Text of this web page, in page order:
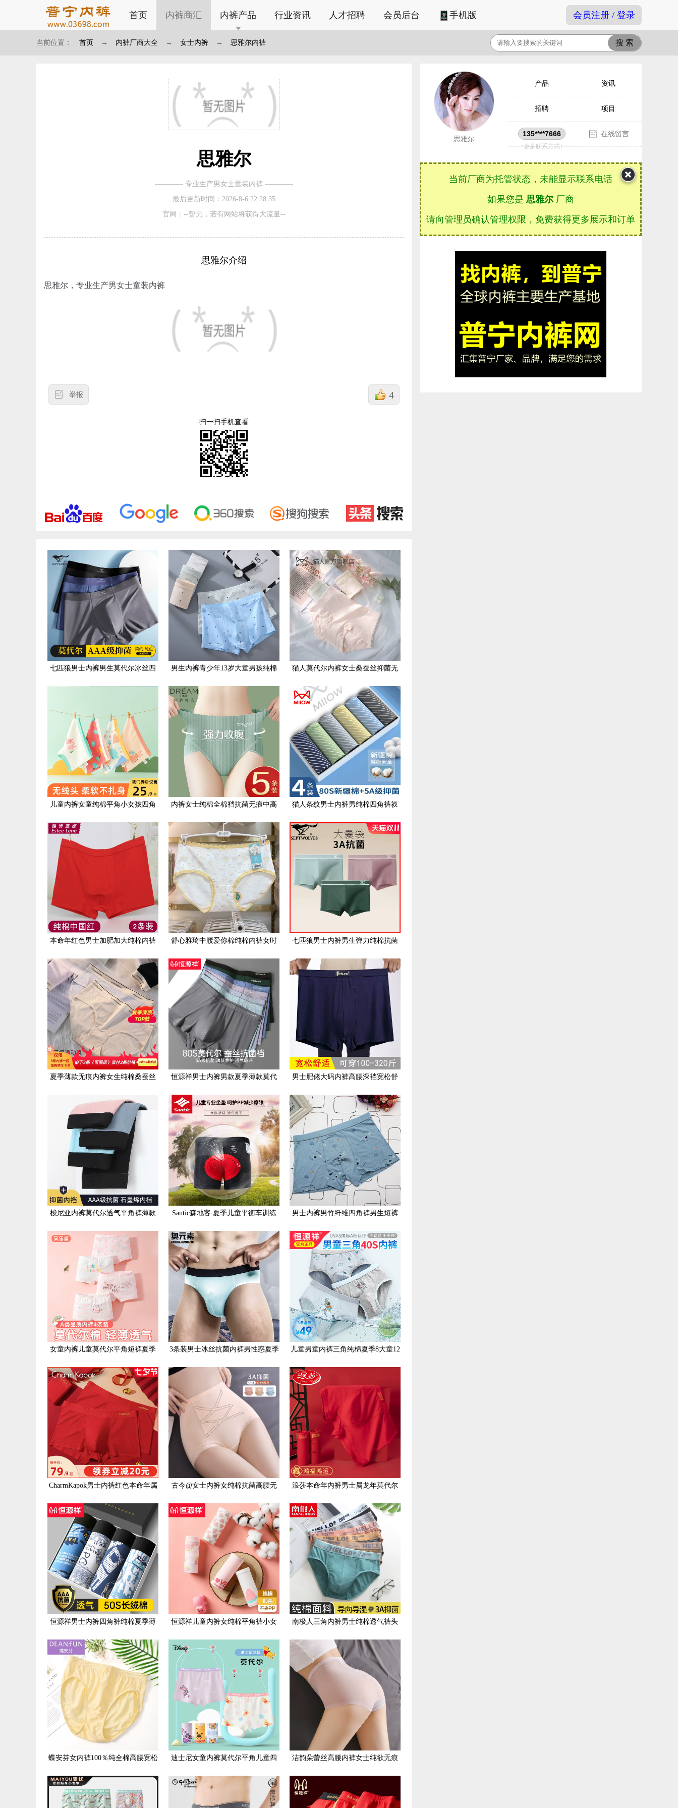
首页 内裤商汇 内裤产品 行业资讯 人才招聘 会员后台 手机版 会员注册 / 登录
当前位置： 首页 → 内裤厂商大全 → 女士内裤 → 思雅尔内裤
思雅尔
———— 专业生产男女士童装内裤 ————
最后更新时间：2026-8-6 22:28:35
官网：--暂无，若有网站将获得大流量--
思雅尔介绍
思雅尔，专业生产男女士童装内裤
举报 4
扫一扫手机查看
七匹狼男士内裤男生莫代尔冰丝四
男生内裤青少年13岁大童男孩纯棉
猫人莫代尔内裤女士桑蚕丝抑菌无
儿童内裤女童纯棉平角小女孩四角
内裤女士纯棉全棉裆抗菌无痕中高
猫人条纹男士内裤男纯棉四角裤衩
本命年红色男士加肥加大纯棉内裤
舒心雅琦中腰爱你棉纯棉内裤女时
七匹狼男士内裤男生弹力纯棉抗菌
夏季薄款无痕内裤女生纯棉桑蚕丝
恒源祥男士内裤男款夏季薄款莫代
男士肥佬大码内裤高腰深裆宽松舒
梭尼亚内裤莫代尔透气平角裤薄款
Santic森地客 夏季儿童平衡车训练
男士内裤男竹纤维四角裤男生短裤
女童内裤儿童莫代尔平角短裤夏季
3条装男士冰丝抗菌内裤男性惑夏季
儿童男童内裤三角纯棉夏季8大童12
CharmKapok男士内裤红色本命年属
古今@女士内裤女纯棉抗菌高腰无
浪莎本命年内裤男士属龙年莫代尔
恒源祥男士内裤四角裤纯棉夏季薄
恒源祥儿童内裤女纯棉平角裤小女
南极人三角内裤男士纯棉透气裤头
蝶安芬女内裤100％纯全棉高腰宽松
迪士尼女童内裤莫代尔平角儿童四
洁韵朵蕾丝高腰内裤女士纯欲无痕
思雅尔
产品 资讯
招聘 项目
135****7666 在线留言
↑更多联系方式↑
当前厂商为托管状态，未能显示联系电话
如果您是 思雅尔厂商
请向管理员确认管理权限，免费获得更多展示和订单